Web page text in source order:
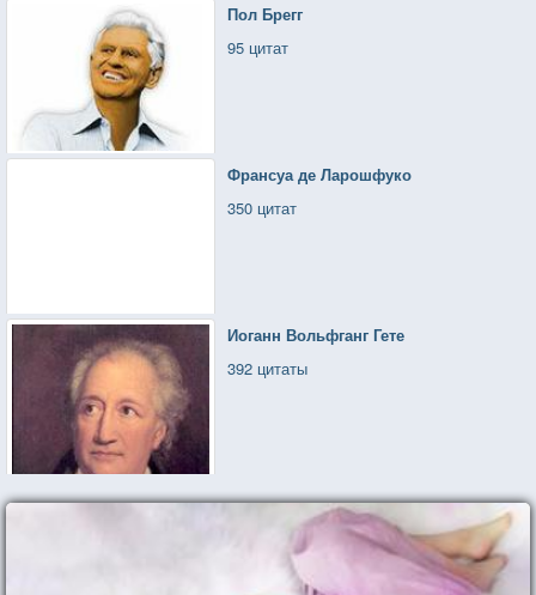
Пол Брегг
95 цитат
Франсуа де Ларошфуко
350 цитат
Иоганн Вольфганг Гете
392 цитаты